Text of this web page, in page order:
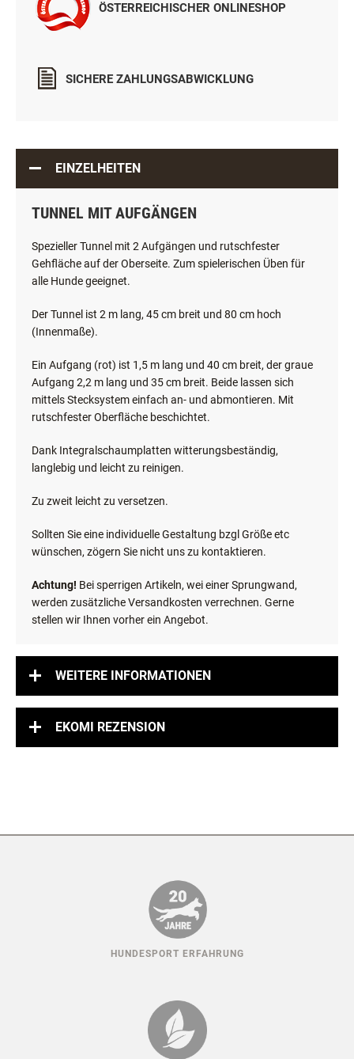
ÖSTERREICHISCHER ONLINESHOP
SICHERE ZAHLUNGSABWICKLUNG
EINZELHEITEN
TUNNEL MIT AUFGÄNGEN
Spezieller Tunnel mit 2 Aufgängen und rutschfester
Gehfläche auf der Oberseite. Zum spielerischen Üben für
alle Hunde geeignet.
Der Tunnel ist 2 m lang, 45 cm breit und 80 cm hoch
(Innenmaße).
Ein Aufgang (rot) ist 1,5 m lang und 40 cm breit, der graue
Aufgang 2,2 m lang und 35 cm breit. Beide lassen sich
mittels Stecksystem einfach an- und abmontieren. Mit
rutschfester Oberfläche beschichtet.
Dank Integralschaumplatten witterungsbeständig,
langlebig und leicht zu reinigen.
Zu zweit leicht zu versetzen.
Sollten Sie eine individuelle Gestaltung bzgl Größe etc
wünschen, zögern Sie nicht uns zu kontaktieren.
Achtung! Bei sperrigen Artikeln, wei einer Sprungwand,
werden zusätzliche Versandkosten verrechnen. Gerne
stellen wir Ihnen vorher ein Angebot.
WEITERE INFORMATIONEN
EKOMI REZENSION
HUNDESPORT ERFAHRUNG